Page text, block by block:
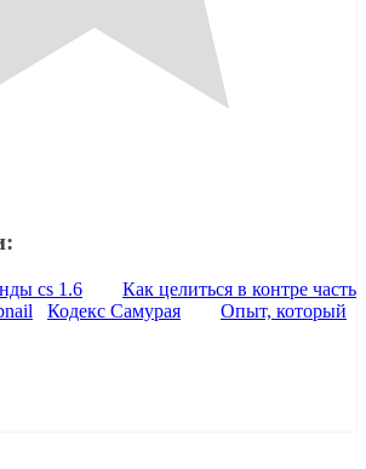
cs 1.6
Как целиться в контре часть
Кодекс Самурая Опыт, который